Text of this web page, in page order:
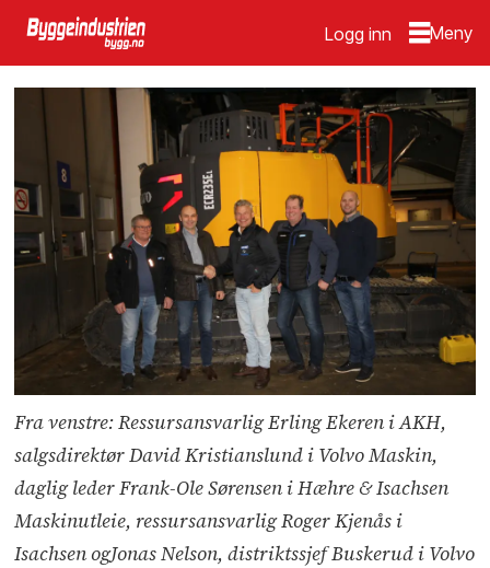
Logg inn
Fra venstre: Ressursansvarlig Erling Ekeren i AKH,
salgsdirektør David Kristianslund i Volvo Maskin,
daglig leder Frank-Ole Sørensen i Hæhre & Isachsen
Maskinutleie, ressursansvarlig Roger Kjenås i
Isachsen ogJonas Nelson, distriktssjef Buskerud i Volvo